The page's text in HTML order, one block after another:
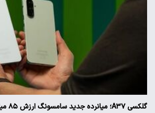
گلکسی A۳۷؛ میانرده جدید سامسونگ ارزش ۸۵ میلیون پول را دارد؟